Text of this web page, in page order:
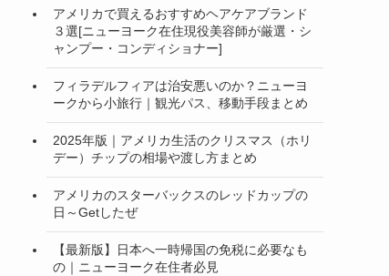
アメリカで買えるおすすめヘアケアブランド
３選[ニューヨーク在住現役美容師が厳選・シ
ャンプー・コンディショナー]
フィラデルフィアは治安悪いのか？ニューヨ
ークから小旅行｜観光パス、移動手段まとめ
2025年版｜アメリカ生活のクリスマス（ホリ
デー）チップの相場や渡し方まとめ
アメリカのスターバックスのレッドカップの
日～Getしたぜ
【最新版】日本へ一時帰国の免税に必要なも
の｜ニューヨーク在住者必見